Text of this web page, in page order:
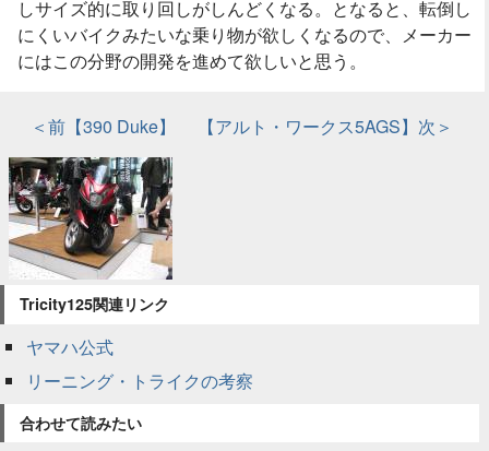
しサイズ的に取り回しがしんどくなる。となると、転倒し
にくいバイクみたいな乗り物が欲しくなるので、メーカー
にはこの分野の開発を進めて欲しいと思う。
＜前【390 Duke】 【アルト・ワークス5AGS】次＞
Tricity125関連リンク
ヤマハ公式
リーニング・トライクの考察
合わせて読みたい